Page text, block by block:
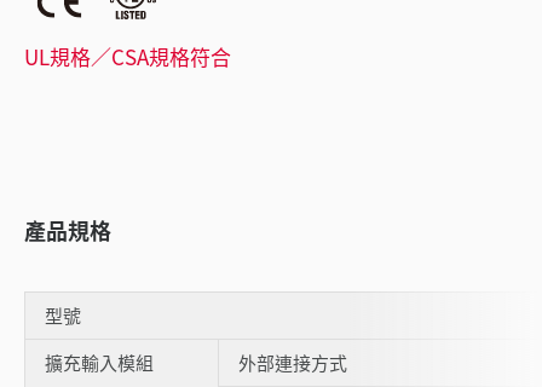
UL規格／CSA規格符合
產品規格
型號
擴充輸入模組
外部連接方式